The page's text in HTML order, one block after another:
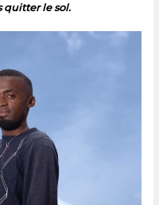
quitter le sol.